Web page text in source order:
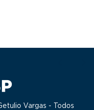
Vargas - Todos